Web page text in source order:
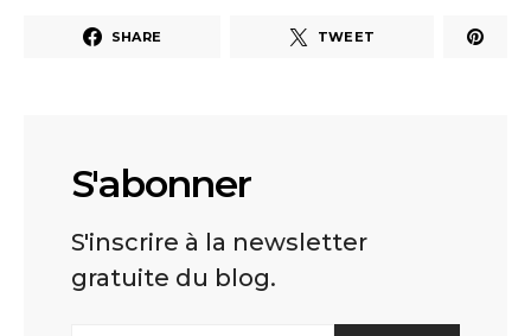
SHARE TWEET
S'abonner
S'inscrire à la newsletter
gratuite du blog.